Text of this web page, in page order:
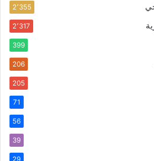
2٬355
2٬317
399
206
205
71
56
39
29